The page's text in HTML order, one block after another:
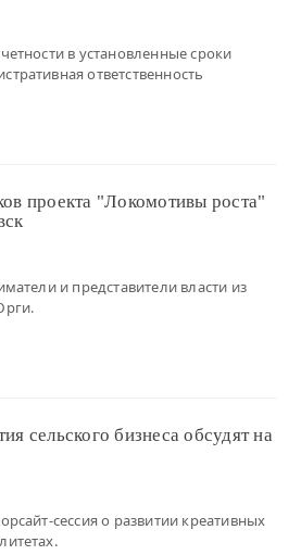
в установленные сроки
ответственность
проекта "Локомотивы роста"
и представители власти из
сельского бизнеса обсудят на
сессия о развитии креативных